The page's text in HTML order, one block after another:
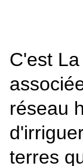
C'est
réseau
terres